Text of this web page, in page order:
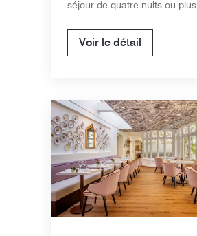
séjour de quatre nuits ou plus,
Voir le détail